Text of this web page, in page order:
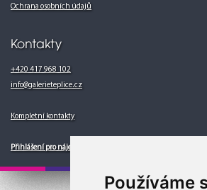
Používáme
Ochrana osobních údajů
Kontakty
+420 417 968 102
info@galerieteplice.cz
Kompletní kontakty
Přihlášení pro nájemce